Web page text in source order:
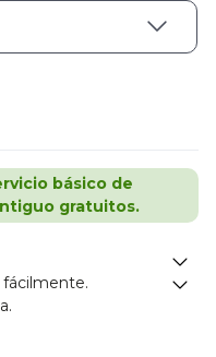
básico de
gratuitos.